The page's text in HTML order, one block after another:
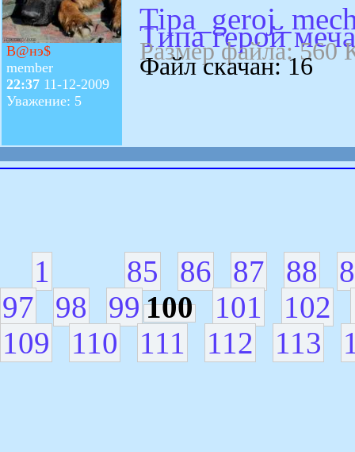
В@нэ$
member
22:37 11-12-2009
Уважение: 5
Типа герой
Размер файла: 560
Файл скачан: 16
1 85 86 87 88
97
98 99 100 101 102
109
110 111 112 113